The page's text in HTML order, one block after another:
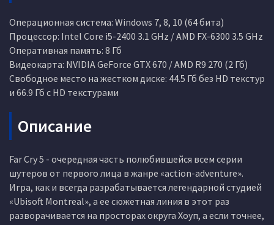
Операционная система: Windows 7, 8, 10 (64 бита)
Процессор: Intel Core i5-2400 3.1 GHz / AMD FX-6300 3.5 GHz
Оперативная память: 8 Гб
Видеокарта: NVIDIA GeForce GTX 670 / AMD R9 270 (2 Гб)
Свободное место на жестком диске: 44.5 Гб без HD текстур
и 66.9 Гб с HD текстурами
Описание
Far Cry 5 - очередная часть полюбившейся всем серии
шутеров от первого лица в жанре «action-adventure».
Игра, как и всегда разрабатывается легендарной студией
«Ubisoft Montreal», а ее сюжетная линия в этот раз
разворачивается на просторах округа Хоуп, а если точнее,